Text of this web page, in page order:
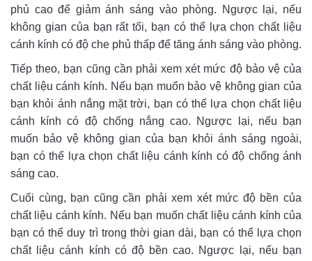
phủ cao để giảm ánh sáng vào phòng. Ngược lại, nếu
không gian của bạn rất tối, bạn có thể lựa chọn chất liệu
cánh kính có độ che phủ thấp để tăng ánh sáng vào phòng.
Tiếp theo, bạn cũng cần phải xem xét mức độ bảo vệ của
chất liệu cánh kính. Nếu bạn muốn bảo vệ không gian của
bạn khỏi ánh nắng mặt trời, bạn có thể lựa chọn chất liệu
cánh kính có độ chống nắng cao. Ngược lại, nếu bạn
muốn bảo vệ không gian của bạn khỏi ánh sáng ngoài,
bạn có thể lựa chọn chất liệu cánh kính có độ chống ánh
sáng cao.
Cuối cùng, bạn cũng cần phải xem xét mức độ bền của
chất liệu cánh kính. Nếu bạn muốn chất liệu cánh kính của
bạn có thể duy trì trong thời gian dài, bạn có thể lựa chọn
chất liệu cánh kính có độ bền cao. Ngược lại, nếu bạn